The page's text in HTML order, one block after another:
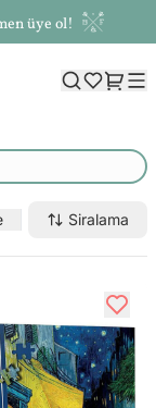
üye ol!
Siralama